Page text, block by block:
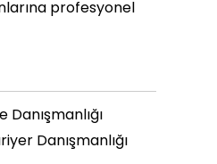
profesyonel
Danışmanlığı
Danışmanlığı